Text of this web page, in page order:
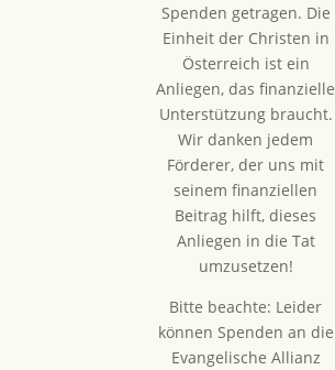
Spenden getragen. Die
Einheit der Christen in
Österreich ist ein
Anliegen, das finanzielle
Unterstützung braucht.
Wir danken jedem
Förderer, der uns mit
seinem finanziellen
Beitrag hilft, dieses
Anliegen in die Tat
umzusetzen!
Bitte beachte: Leider
können Spenden an die
Evangelische Allianz